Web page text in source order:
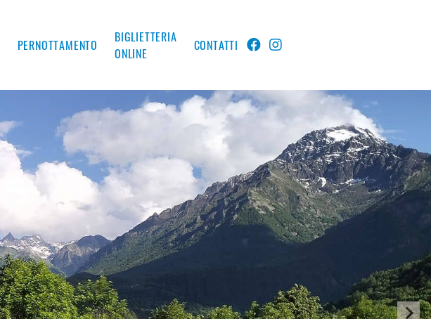
PERNOTTAMENTO
BIGLIETTERIA
ONLINE
CONTATTI